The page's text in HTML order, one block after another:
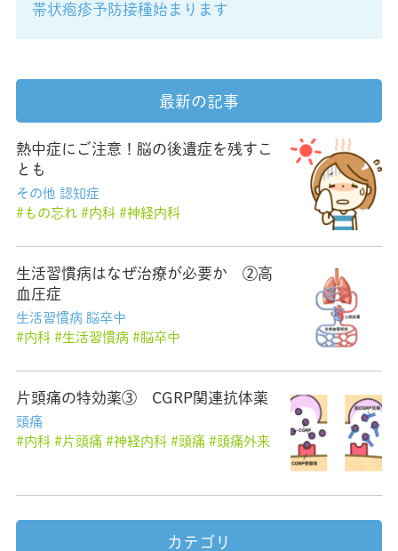
帯状疱疹予防接種始まります
最新の記事
熱中症にご注意！脳の後遺症を残すこ
とも
その他 認知症
もの忘れ
内科 神経内科
生活習慣病はなぜ治療が必要か ②高
血圧症
生活習慣病 脳卒中
内科
生活習慣病 脳卒中
片頭痛の特効薬③ CGRP関連抗体薬
頭痛
内科
片頭痛 神経内科 頭痛 頭痛外来
カテゴリ